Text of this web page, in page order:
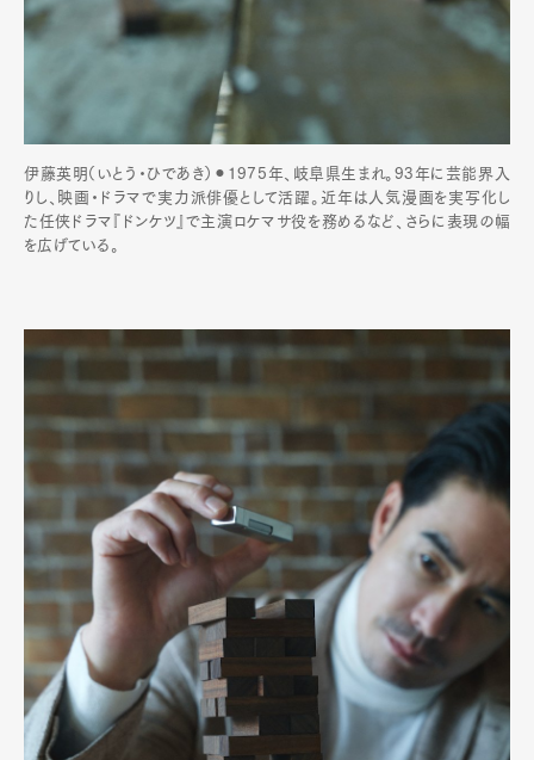
伊藤英明（いとう・ひであき）⚫︎1975年、岐阜県生まれ。93年に芸能界入
りし、映画・ドラマで実力派俳優として活躍。近年は人気漫画を実写化し
た任侠ドラマ『ドンケツ』で主演ロケマサ役を務めるなど、さらに表現の幅
を広げている。